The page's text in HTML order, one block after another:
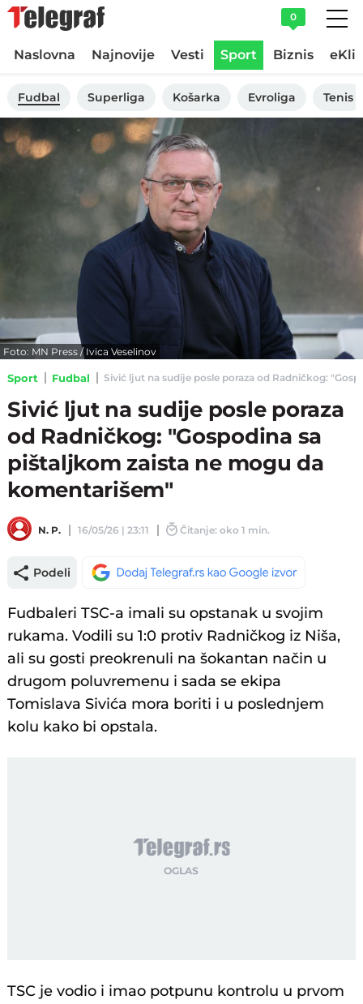
0
Naslovna Najnovije Vesti Sport Biznis
Fudbal Superliga Košarka Evroliga Tenis
Foto: MN Press / Ivica Veselinov
Sport Fudbal Sivić ljut na sudije posle poraza od Radničkog:
Sivić ljut na sudije posle poraza
od Radničkog: "Gospodina sa
pištaljkom zaista ne mogu da
komentarišem"
N. P. 16/05/26 | 23:11 Čitanje: oko 1 min.
Podeli
Fudbaleri TSC-a imali su opstanak u svojim
rukama. Vodili su 1:0 protiv Radničkog iz Niša,
ali su gosti preokrenuli na šokantan način u
drugom poluvremenu i sada se ekipa
Tomislava Sivića mora boriti i u poslednjem
kolu kako bi opstala.
TSC je vodio i imao potpunu kontrolu u prvom